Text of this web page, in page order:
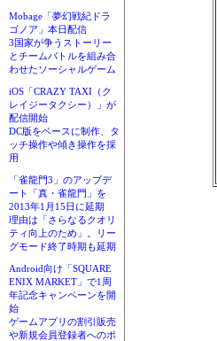
Mobage「夢幻戦紀ドラ
ゴノア」本日配信
3国家が争うストーリー
とチームバトルを組み合
わせたソーシャルゲーム
iOS「CRAZY TAXI（ク
レイジータクシー）」が
配信開始
DC版をベースに制作、タ
ッチ操作や傾き操作を採
用
「雀龍門3」のアップデ
ート「真・雀龍門」を
2013年1月15日に延期
理由は「さらなるクオリ
ティ向上のため」。リー
グモード終了時期も延期
Android向け「SQUARE
ENIX MARKET」で1周
年記念キャンペーンを開
始
ゲームアプリの割引販売
や新規会員登録者へのポ